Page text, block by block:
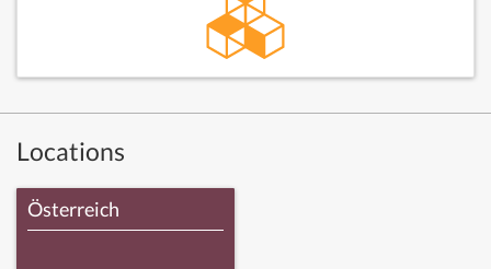
Locations
Österreich